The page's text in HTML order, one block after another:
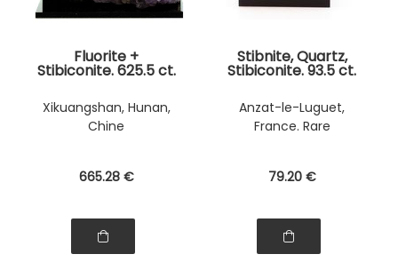
Fluorite +
Stibiconite. 625.5 ct.
Xikuangshan, Hunan,
Chine
665.28 €
Stibnite, Quartz,
Stibiconite. 93.5 ct.
Anzat-le-Luguet,
France. Rare
79.20 €